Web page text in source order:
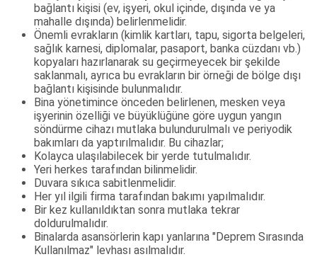
bağlantı kişisi (ev, işyeri, okul içinde, dışında ve ya
mahalle dışında) belirlenmelidir.
Önemli evrakların (kimlik kartları, tapu, sigorta belgeleri,
sağlık karnesi, diplomalar, pasaport, banka cüzdanı vb.)
kopyaları hazırlanarak su geçirmeyecek bir şekilde
saklanmalı, ayrıca bu evrakların bir örneği de bölge dışı
bağlantı kişisinde bulunmalıdır.
Bina yönetimince önceden belirlenen, mesken veya
işyerinin özelliği ve büyüklüğüne göre uygun yangın
söndürme cihazı mutlaka bulundurulmalı ve periyodik
bakımları da yaptırılmalıdır. Bu cihazlar;
Kolayca ulaşılabilecek bir yerde tutulmalıdır.
Yeri herkes tarafından bilinmelidir.
Duvara sıkıca sabitlenmelidir.
Her yıl ilgili firma tarafından bakımı yapılmalıdır.
Bir kez kullanıldıktan sonra mutlaka tekrar
doldurulmalıdır.
Binalarda asansörlerin kapı yanlarına "Deprem Sırasında
Kullanılmaz" levhası asılmalıdır.